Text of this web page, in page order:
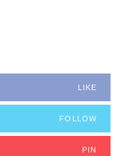
LIKE
FOLLOW
PIN